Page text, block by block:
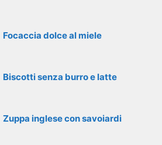
Focaccia dolce al miele
Biscotti senza burro e latte
Zuppa inglese con savoiardi